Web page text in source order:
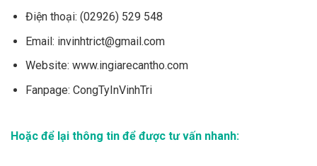
Điện thoại: (02926) 529 548
Email: invinhtrict@gmail.com
Website: www.ingiarecantho.com
Fanpage: CongTyInVinhTri
Hoặc để lại thông tin để được tư vấn nhanh: